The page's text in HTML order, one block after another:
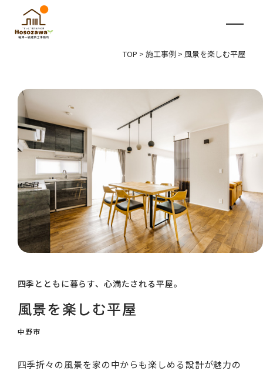
TOP >施工事例 > 風景を楽しむ平屋
四季とともに暮らす、心満たされる平屋。
風景を楽しむ平屋
中野市
四季折々の風景を家の中からも楽しめる設計が魅力の